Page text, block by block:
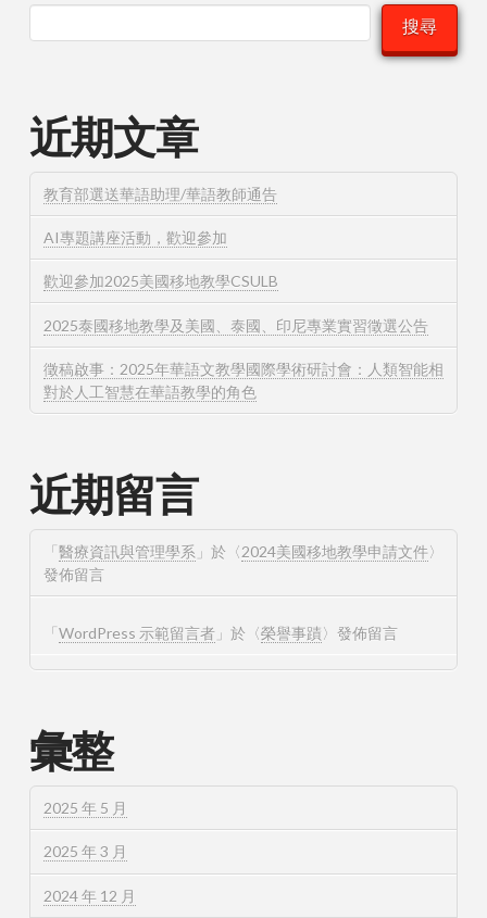
搜尋
近期文章
教育部選送華語助理/華語教師通告
AI專題講座活動，歡迎參加
歡迎參加2025美國移地教學CSULB
2025泰國移地教學及美國、泰國、印尼專業實習徵選公告
徵稿啟事：2025年華語文教學國際學術研討會：人類智能相
對於人工智慧在華語教學的角色
近期留言
「醫療資訊與管理學系 」於〈2024美國移地教學申請文件〉
發佈留言
「WordPress 示範留言者」於〈榮譽事蹟〉發佈留言
彙整
2025 年 5 月
2025 年 3 月
2024 年 12 月